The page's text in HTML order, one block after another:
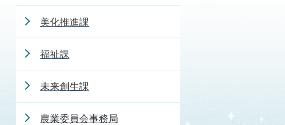
美化推進課
福祉課
未来創生課
農業委員会事務局